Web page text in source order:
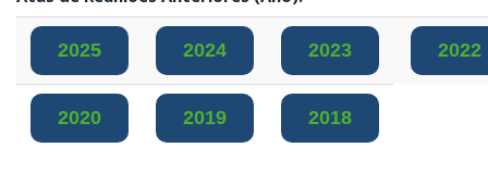
2025 2024 2023 2022
2020 2019 2018